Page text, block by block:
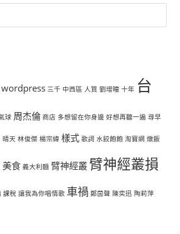
wordpress 三千 中西區 人質 劉增瞳 十年 台
球 周杰倫 商店 多想留在你身邊 好想再聽一遍 尋早
晴天 林俊傑 楊宗緯 樣式 歌詞 水餃飽飽 淘寶網 燉飯
美食 義大利麵 臂神經叢 臂神經叢損
課稅 讓我為你唱情歌 車禍 鄭茵聲 陳奕迅 陶莉萍